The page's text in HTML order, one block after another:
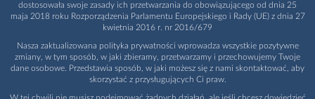
dostosowała swoje zasady ich przetwarzania do obowiązującego od dnia 25
maja 2018 roku Rozporządzenia Parlamentu Europejskiego i Rady (UE) z dnia 27
kwietnia 2016 r. nr 2016/679
Nasza zaktualizowana polityka prywatności wprowadza wszystkie pozytywne
zmiany, w tym sposób, w jaki zbieramy, przetwarzamy i przechowujemy Twoje
dane osobowe. Przedstawia sposób, w jaki możesz się z nami skontaktować, aby
skorzystać z przysługujących Ci praw.